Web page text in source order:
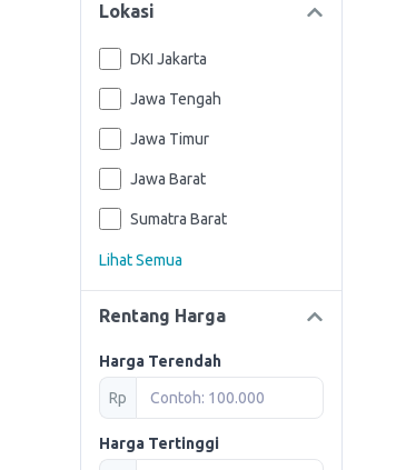
Lokasi
DKI Jakarta
Jawa Tengah
Jawa Timur
Jawa Barat
Sumatra Barat
Lihat Semua
Rentang Harga
Harga Terendah
Rp
Harga Tertinggi